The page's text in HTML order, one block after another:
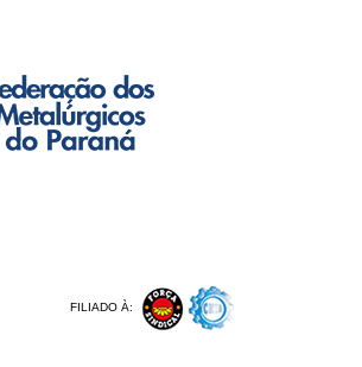
FILIADO À: